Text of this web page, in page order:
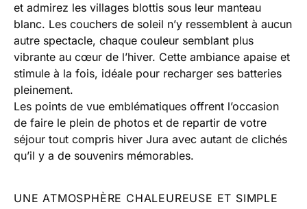
et admirez les villages blottis sous leur manteau
blanc. Les couchers de soleil n’y ressemblent à aucun
autre spectacle, chaque couleur semblant plus
vibrante au cœur de l’hiver. Cette ambiance apaise et
stimule à la fois, idéale pour recharger ses batteries
pleinement.
Les points de vue emblématiques offrent l’occasion
de faire le plein de photos et de repartir de votre
séjour tout compris hiver Jura avec autant de clichés
qu’il y a de souvenirs mémorables.
UNE ATMOSPHÈRE CHALEUREUSE ET SIMPLE